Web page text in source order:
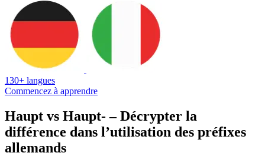
130+ langues
Commencez à apprendre
Haupt vs Haupt- – Décrypter la
différence dans l’utilisation des préfixes
allemands